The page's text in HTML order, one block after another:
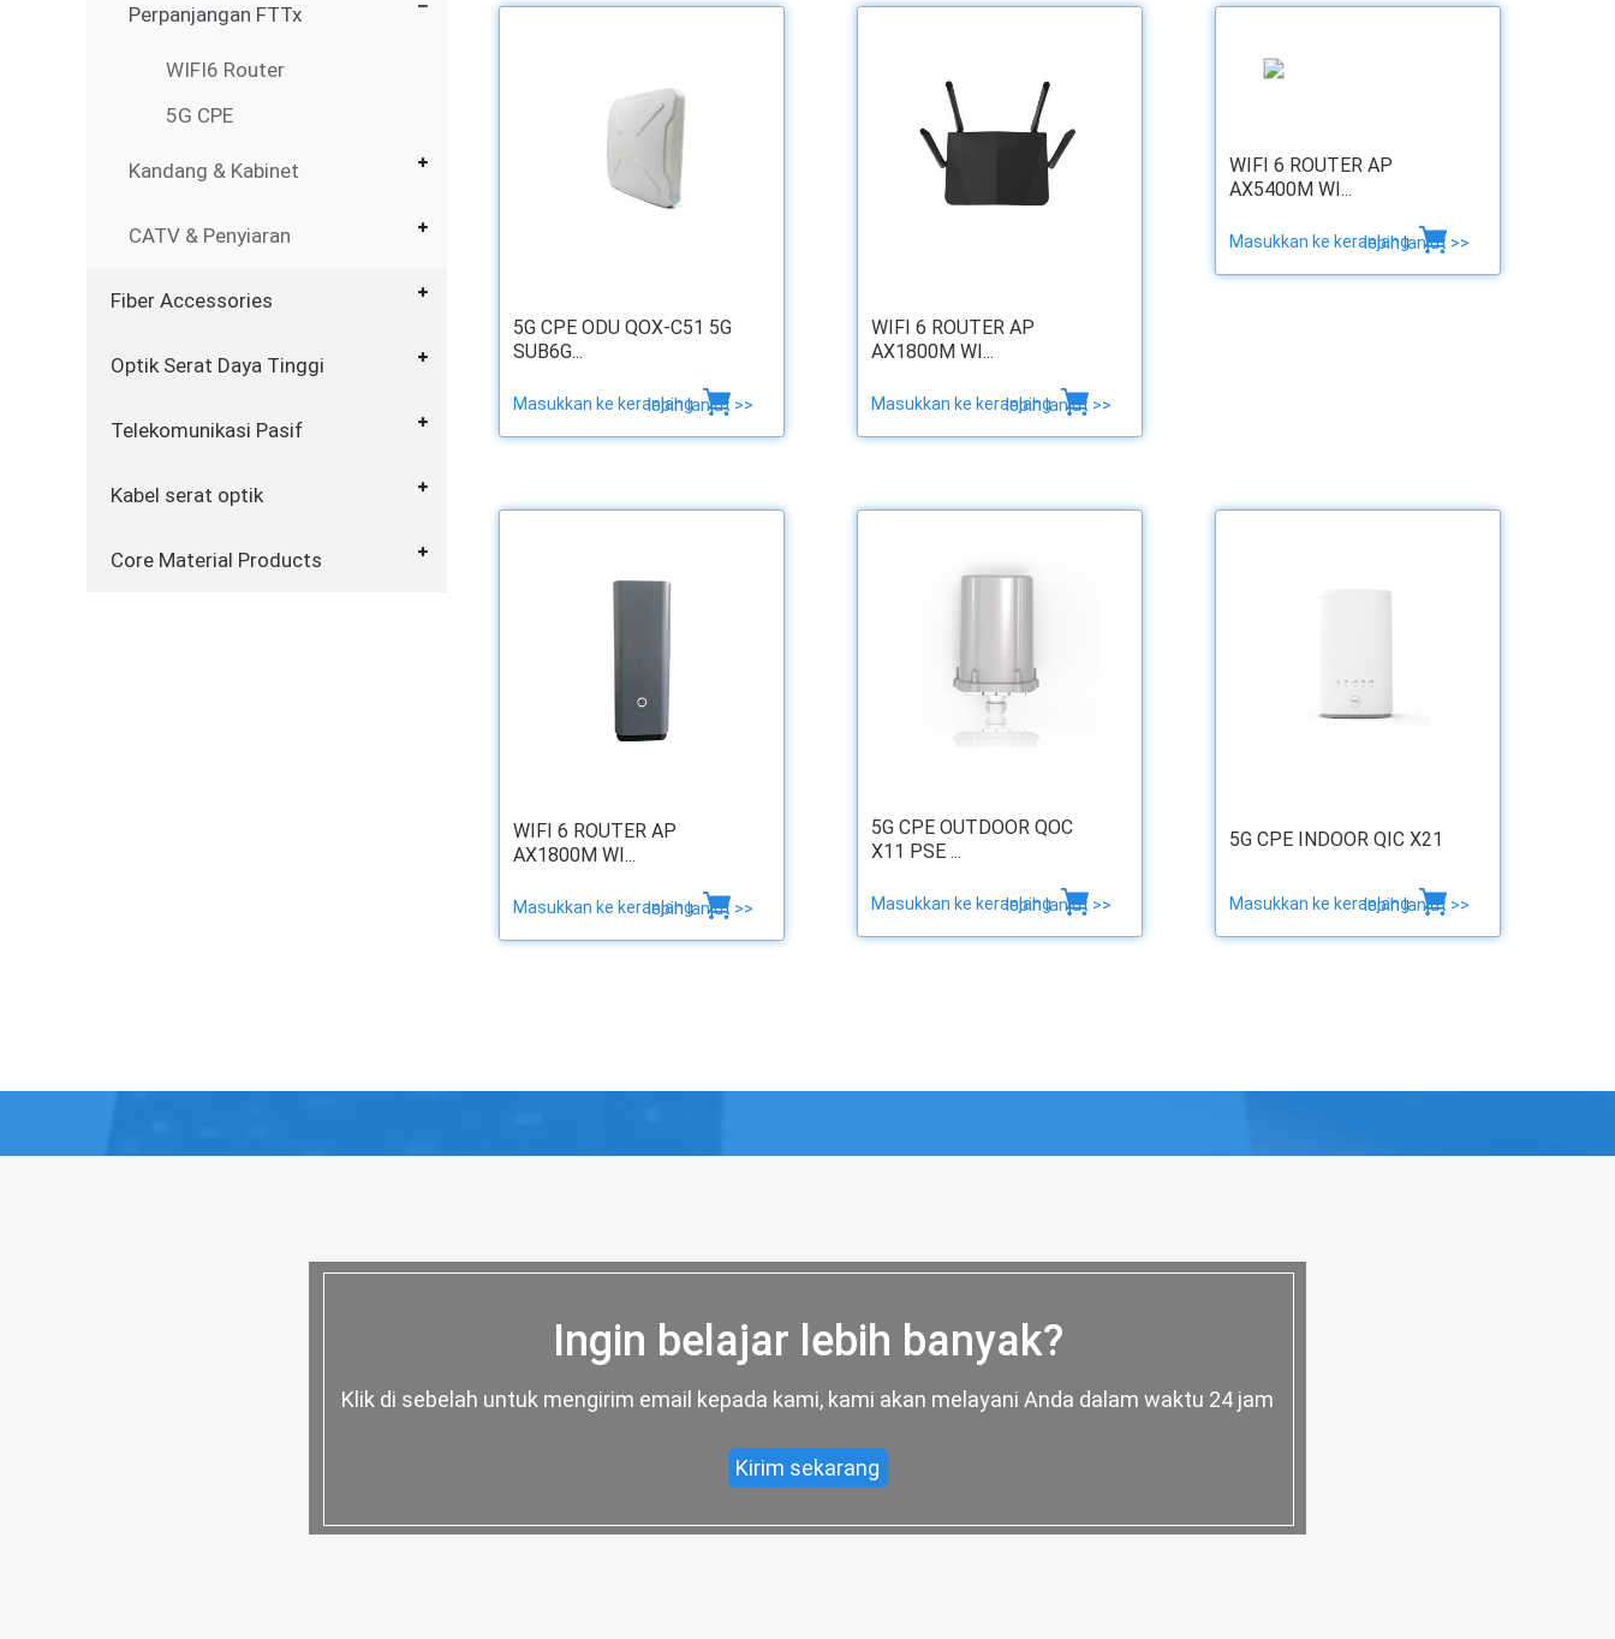
Perpanjangan FTTx
WIFI6 Router
5G CPE
Kandang & Kabinet
CATV & Penyiaran
Fiber Accessories
Optik Serat Daya Tinggi
Telekomunikasi Pasif
Kabel serat optik
Core Material Products
5G CPE ODU QOX-C51 5G
SUB6G...
Masukkan ke keranjanglebih lanjut >>
WIFI 6 ROUTER AP
AX1800M WI...
Masukkan ke keranjanglebih lanjut >>
WIFI 6 ROUTER AP
AX5400M WI...
Masukkan ke keranjanglebih lanjut >>
WIFI 6 ROUTER AP
AX1800M WI...
Masukkan ke keranjanglebih lanjut >>
5G CPE OUTDOOR QOC
X11 PSE ...
Masukkan ke keranjanglebih lanjut >>
5G CPE INDOOR QIC X21
Masukkan ke keranjanglebih lanjut >>
Ingin belajar lebih banyak?
Klik di sebelah untuk mengirim email kepada kami, kami akan melayani Anda dalam waktu 24 jam
Kirim sekarang